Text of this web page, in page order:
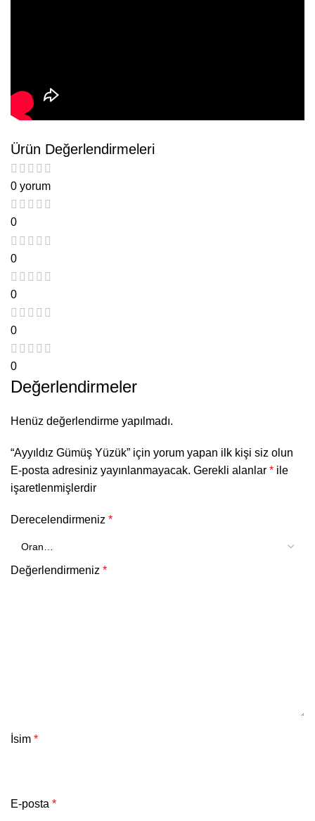
Ürün Değerlendirmeleri
0 yorum
0
0
0
0
0
Değerlendirmeler
Henüz değerlendirme yapılmadı.
“Ayyıldız Gümüş Yüzük” için yorum yapan ilk kişi siz olun
E-posta adresiniz yayınlanmayacak. Gerekli alanlar * ile
işaretlenmişlerdir
Derecelendirmeniz *
Değerlendirmeniz *
İsim *
E-posta *